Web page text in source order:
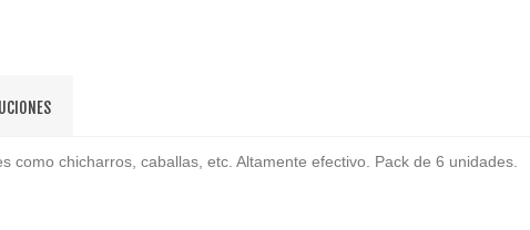
chicharros, caballas, etc. Altamente efectivo. Pack de 6 unidades.